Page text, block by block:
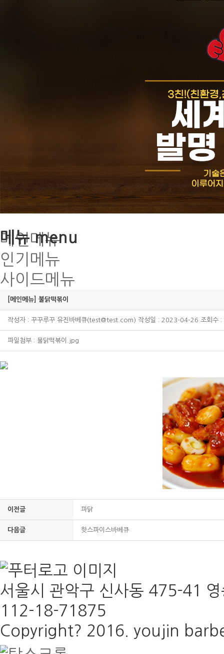
메뉴 menu
메인메뉴
인기메뉴
사이드메뉴
[메인메뉴] 불닭떡볶이
작성자 : 꾸꾸루꾸 유진바베큐(test@test.com) 작성일 : 2023-04-26 조회수
파일첨부 : 불닭떡볶이.jpg
이전글 파닭
다음글 핫스파이스바베큐
서울시 관악구 신사동 475-41
112-18-71875
Copyright? 2016. youjin